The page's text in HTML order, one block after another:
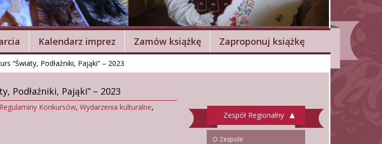
Kalendarz imprez Zamów książkę Zaproponuj książkę
“Światy, Podłaźniki, Pająki” – 2023
Podłaźniki, Pająki” – 2023
Regulaminy Konkursów, Wydarzenia kulturalne,
Zespół Regionalny
O Zespole